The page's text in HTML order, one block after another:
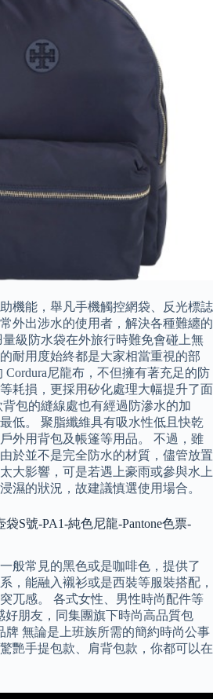
機能，舉凡手機觸控網袋、反光標誌
外出涉水的使用者，解決各種難纏的
級防水袋在外旅行時難免會碰上無
耐用度始終都是大家相當重視的部
尼龍布，不但擁有著充足的防
耗損，更採用矽化處理大幅提升了面
包的縫線處也有經過防滲水的加
低。 聚脂纖維具有吸水性低且快乾
外用背包及帳篷等用品。 不過，雖
於並不是完全防水的材質，儘管放置
大影響，可是若遇上豪雨或參與水上
濕的狀況，故建議慎選使用場合。
S號-PA1-純色尼龍-Pantone色票-
般常見的黑色或是咖啡色，提供了
，能融入襯衫或是西裝等服裝搭配，
兀感。 各式女性、男性時尚配件等
朋友，同集團旗下時尚高品質包
牌 無論是上班族所需的簡約時尚公事
艷手提包款、肩背包款，你都可以在